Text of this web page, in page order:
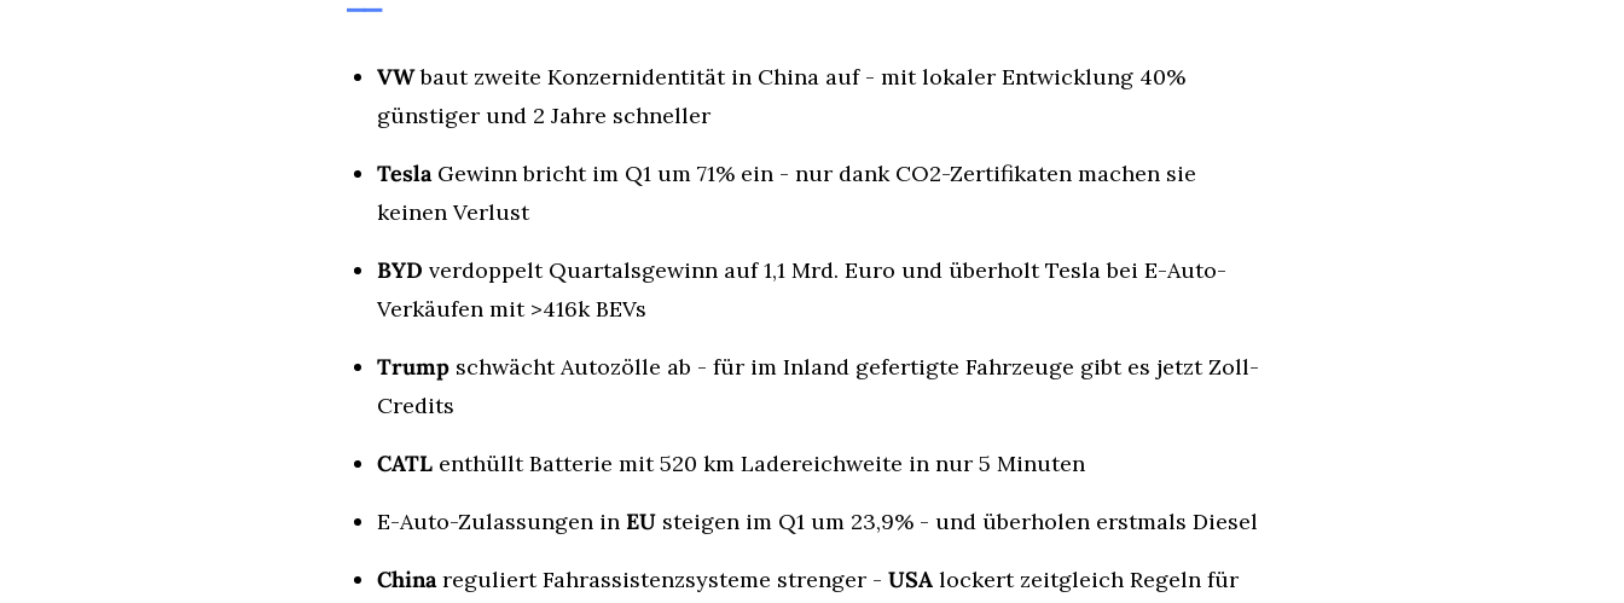
VW baut zweite Konzernidentität in China auf - mit lokaler Entwicklung 40%
günstiger und 2 Jahre schneller
Tesla Gewinn bricht im Q1 um 71% ein - nur dank CO2-Zertifikaten machen sie
keinen Verlust
BYD verdoppelt Quartalsgewinn auf 1,1 Mrd. Euro und überholt Tesla bei E-Auto-
Verkäufen mit >416k BEVs
Trump schwächt Autozölle ab - für im Inland gefertigte Fahrzeuge gibt es jetzt Zoll-
Credits
CATL enthüllt Batterie mit 520 km Ladereichweite in nur 5 Minuten
E-Auto-Zulassungen in EU steigen im Q1 um 23,9% - und überholen erstmals Diesel
China reguliert Fahrassistenzsysteme strenger - USA lockert zeitgleich Regeln für